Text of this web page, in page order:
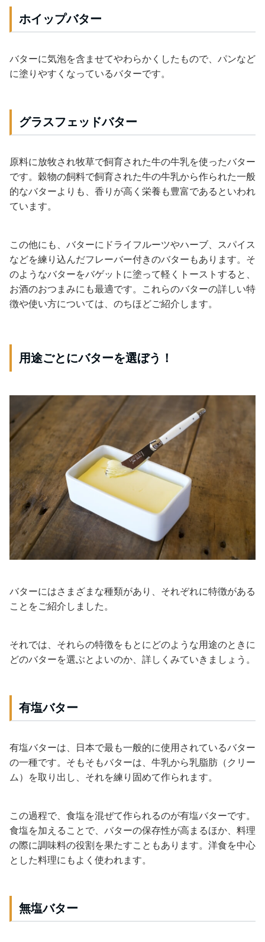
ホイップバター
バターに気泡を含ませてやわらかくしたもので、パンなど
に塗りやすくなっているバターです。
グラスフェッドバター
原料に放牧され牧草で飼育された牛の牛乳を使ったバター
です。穀物の飼料で飼育された牛の牛乳から作られた一般
的なバターよりも、香りが高く栄養も豊富であるといわれ
ています。
この他にも、バターにドライフルーツやハーブ、スパイス
などを練り込んだフレーバー付きのバターもあります。そ
のようなバターをバゲットに塗って軽くトーストすると、
お酒のおつまみにも最適です。これらのバターの詳しい特
徴や使い方については、のちほどご紹介します。
用途ごとにバターを選ぼう！
バターにはさまざまな種類があり、それぞれに特徴がある
ことをご紹介しました。
それでは、それらの特徴をもとにどのような用途のときに
どのバターを選ぶとよいのか、詳しくみていきましょう。
有塩バター
有塩バターは、日本で最も一般的に使用されているバター
の一種です。そもそもバターは、牛乳から乳脂肪（クリー
ム）を取り出し、それを練り固めて作られます。
この過程で、食塩を混ぜて作られるのが有塩バターです。
食塩を加えることで、バターの保存性が高まるほか、料理
の際に調味料の役割を果たすこともあります。洋食を中心
とした料理にもよく使われます。
無塩バター